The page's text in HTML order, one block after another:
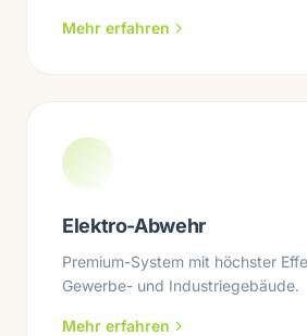
Mehr erfahren
Elektro-Abwehr
Premium-System mit höchster
Gewerbe- und Industriegebäude.
Mehr erfahren